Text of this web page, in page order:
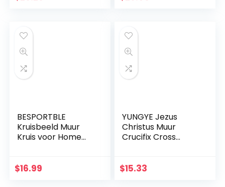
BESPORTBLE
Kruisbeeld Muur
Kruis voor Home
Kruisbeeld
$16.99
YUNGYE Jezus
Christus Muur
Crucifix Cross
Jezus Christus Op
$15.33